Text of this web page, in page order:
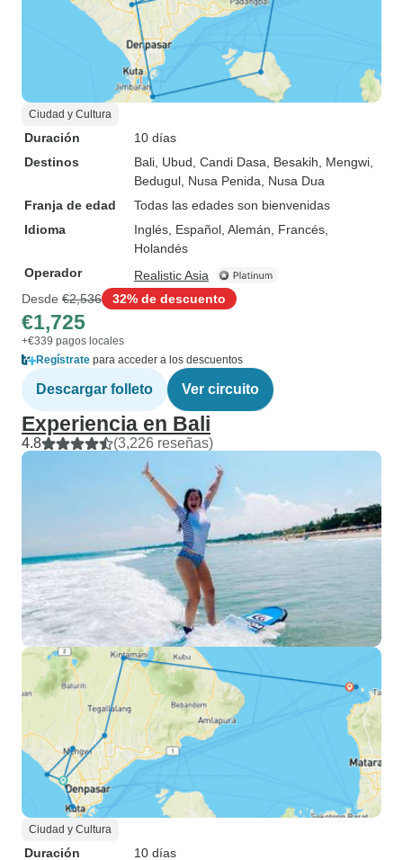
Ciudad y Cultura
Duración
10 días
Destinos
Bali , Ubud , Candi Dasa , Besakih , Mengwi
Bedugul , Nusa Penida , Nusa Dua
Franja de edad
Todas las edades son bienvenidas
Idioma
Inglés, Español, Alemán, Francés,
Holandés
Operador
Realistic Asia
Desde €2,536 32% de descuento
€1,725
+€339 pagos locales
Regístrate para acceder a los descuentos
Descargar folleto Ver circuito
Experiencia en Bali
4.8 (3,226 reseñas)
Ciudad y Cultura
Duración 10 días